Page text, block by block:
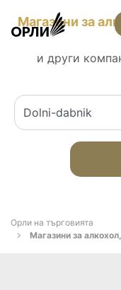
Магазини за
и други
Орли на търговията
Магазини за